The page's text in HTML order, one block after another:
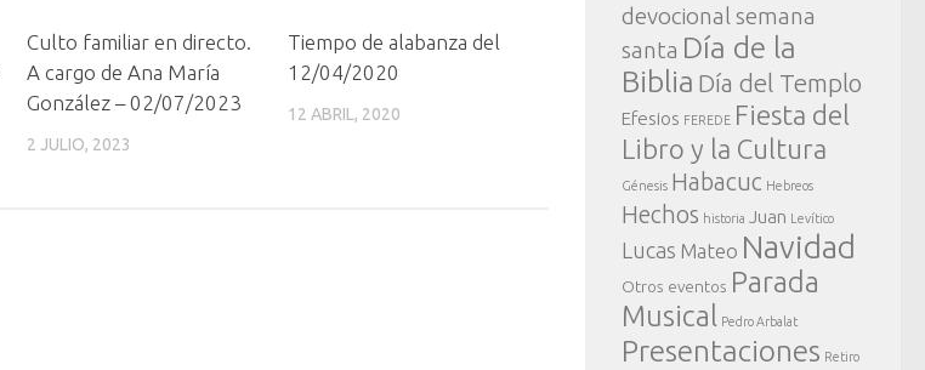
Culto familiar en directo.
A cargo de Ana María
González – 02/07/2023
2 JULIO, 2023
Tiempo de alabanza del
12/04/2020
12 ABRIL, 2020
devocional semana
santa Día de la
Biblia Día del Templo
Efesios FEREDE Fiesta del
Libro y la Cultura
Génesis Habacuc Hebreos
Hechos historia Juan Levítico
Lucas Mateo Navidad
Otros eventos Parada
Musical Pedro Arbalat
Presentaciones Retiro